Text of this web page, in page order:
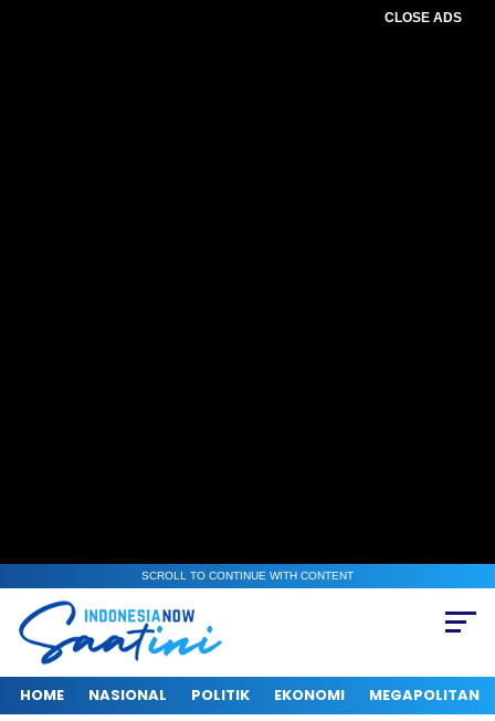
CLOSE ADS
SCROLL TO CONTINUE WITH CONTENT
HOME NASIONAL POLITIK EKONOMI MEGAPOLITAN